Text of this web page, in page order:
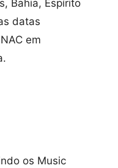
Bahia, Espírito
datas
em
os Music